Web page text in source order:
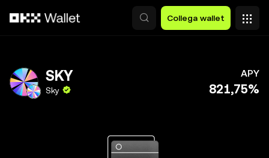
Collega wallet
SKY
Sky
APY
821,75%